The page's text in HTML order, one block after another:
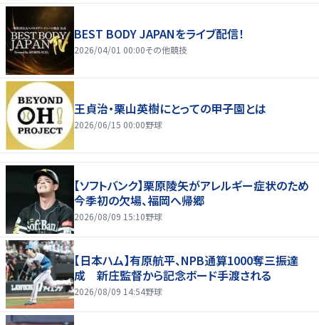
BEST BODY JAPANをライブ配信！
2026/04/01 00:00その他競技
王貞治・栗山英樹にとっての甲子園とは
2026/06/15 00:00野球
【ソフトバンク】栗原陵矢がアレルギー症状のため
今季初の欠場、福岡へ帰郷
2026/08/09 15:10野球
【日本ハム】有原航平、NPB通算1000奪三振達
成 新庄監督から記念ボード手渡される
2026/08/09 14:54野球